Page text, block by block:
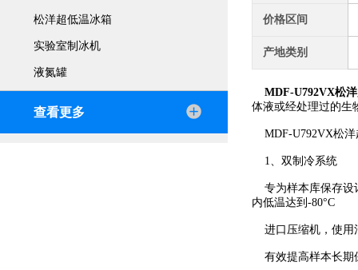
松洋超低温冰箱
实验室制冰机
液氮罐
查看更多
价格区间
产地类别
MDF-U792VX松
体液或经处理过的生
MDF-U792VX松洋
1、双制冷系统
专为样本库保存设
内低温达到-80°C
进口压缩机，使用
有效提高样本长期